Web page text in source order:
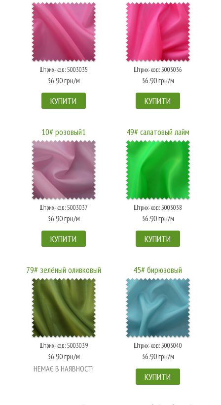
Штрих-код: 5003035
36.90 грн/м
КУПИТИ
Штрих-код: 5003036
36.90 грн/м
КУПИТИ
10# розовый1
Штрих-код: 5003037
36.90 грн/м
КУПИТИ
49# салатовый лайм
Штрих-код: 5003038
36.90 грн/м
КУПИТИ
79# зелёный оливковый
Штрих-код: 5003039
36.90 грн/м
НЕМАЄ В НАЯВНОСТІ
45# бирюзовый
Штрих-код: 5003040
36.90 грн/м
КУПИТИ